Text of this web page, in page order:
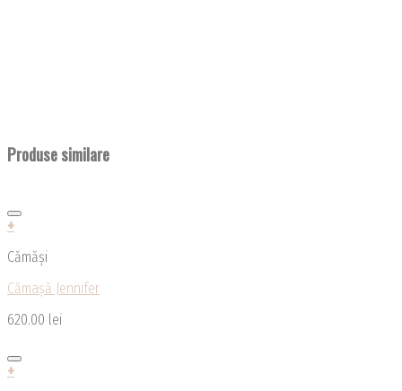
Produse similare
+
produs
mai
variații.
pot
fi
Cămăși
Cămașă Jennifer
620.00 lei
+